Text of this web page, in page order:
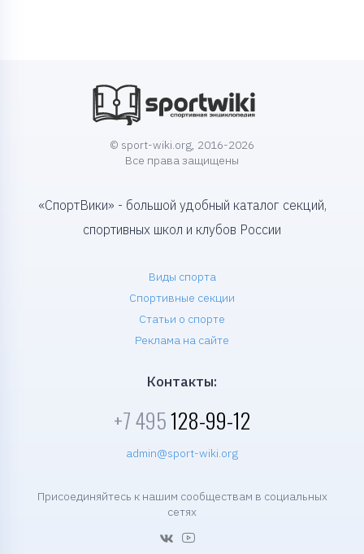
© sport-wiki.org, 2016-2026
Все права защищены
«СпортВики» - большой удобный каталог секций,
спортивных школ и клубов России
Виды спорта
Спортивные секции
Статьи о спорте
Реклама на сайте
Контакты:
+7 495128-99-12
admin@sport-wiki.org
Присоединяйтесь к нашим сообществам в социальных
сетях